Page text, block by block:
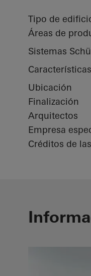
Tipo de
Áreas de
Sistemas
Características
Ubicación
Finalización
Arquitectos
Empresa
Créditos de